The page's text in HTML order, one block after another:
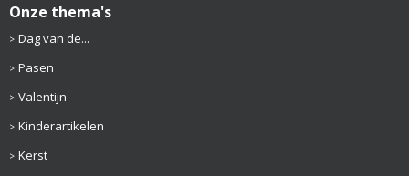
Onze thema's
Dag van de...
Pasen
Valentijn
Kinderartikelen
Kerst